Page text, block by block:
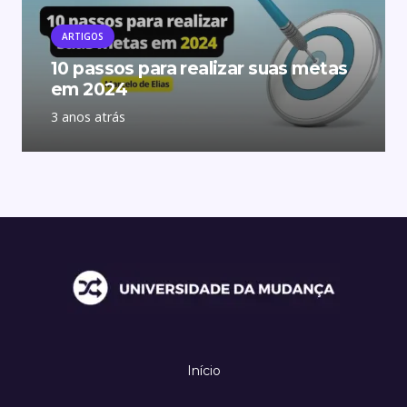
ARTIGOS
10 passos para realizar suas metas
em 2024
3 anos atrás
Início